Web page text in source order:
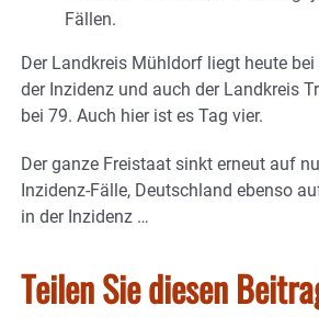
Fällen.
Der Landkreis Mühldorf liegt heute bei
der Inzidenz und auch der Landkreis
bei 79. Auch hier ist es Tag vier.
Der ganze Freistaat sinkt erneut auf
Inzidenz-Fälle, Deutschland ebenso
in der Inzidenz …
Teilen Sie diesen